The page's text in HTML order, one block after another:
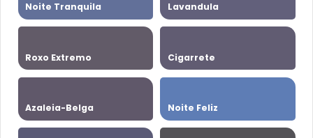
Noite Tranquila Lavandula
Roxo Extremo Cigarrete
Azaleia-Belga Noite Feliz